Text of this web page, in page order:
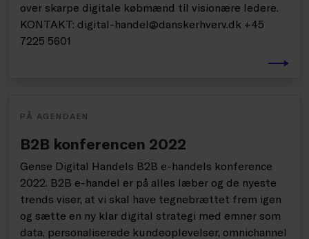
over skarpe digitale købmænd til visionære ledere.
KONTAKT: digital-handel@danskerhverv.dk +45
7225 5601
PÅ AGENDAEN
B2B konferencen 2022
Gense Digital Handels B2B e-handels konference
2022. B2B e-handel er på alles læber og de nyeste
trends viser, at vi skal have tegnebrættet frem igen
og sætte en ny klar digital strategi med emner som
data, personaliserede kundeoplevelser, omnichannel